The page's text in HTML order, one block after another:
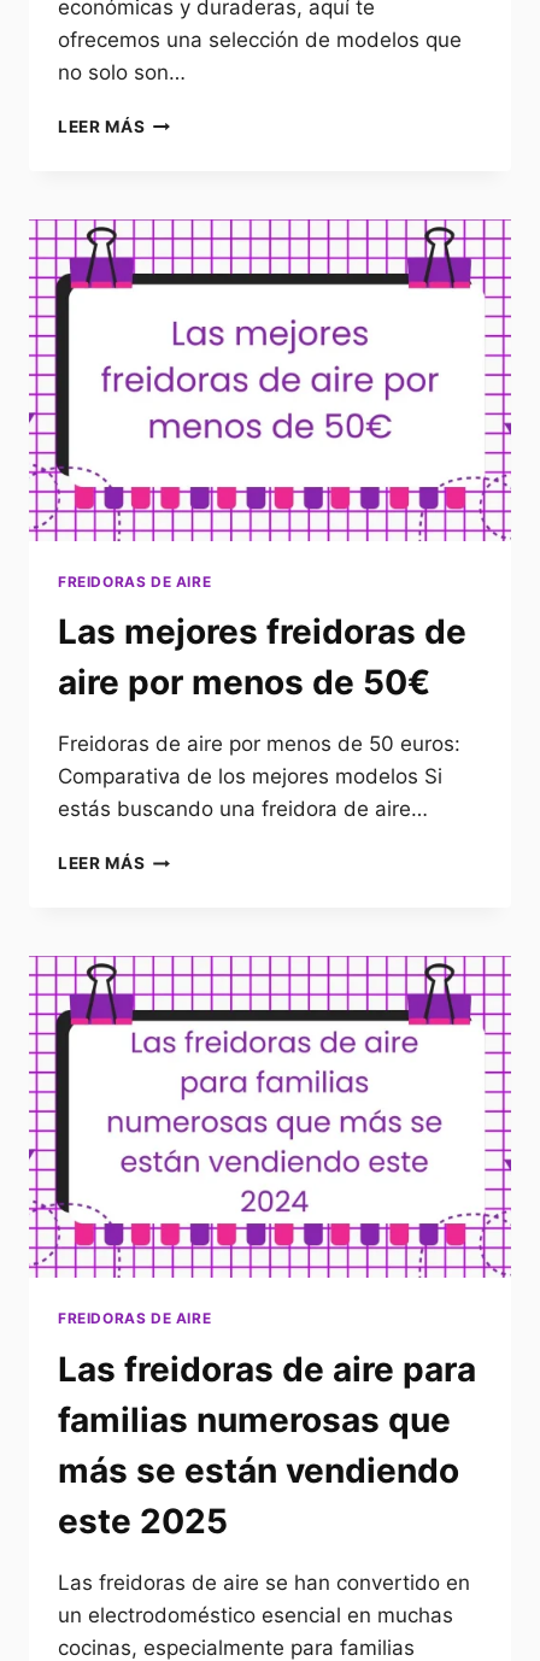
económicas y duraderas, aquí te
ofrecemos una selección de modelos que
no solo son…
LEER MÁS LAS
ECONÓMICAS
CON
MAYOR
FREIDORAS DE AIRE
Las mejores freidoras de
aire por menos de 50€
Freidoras de aire por menos de 50 euros:
Comparativa de los mejores modelos Si
estás buscando una freidora de aire…
LEER MÁS LAS
AIRE
POR
MENOS
DE
50€
FREIDORAS DE AIRE
Las freidoras de aire para
familias numerosas que
más se están vendiendo
este 2025
Las freidoras de aire se han convertido en
un electrodoméstico esencial en muchas
cocinas, especialmente para familias